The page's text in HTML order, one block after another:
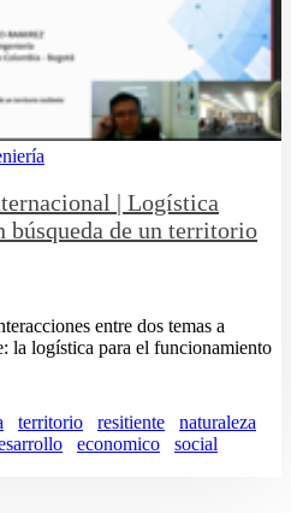
| Logística
búsqueda de un territorio
entre dos temas a
la logística para el funcionamiento
territorio resitiente
naturaleza
economico
social